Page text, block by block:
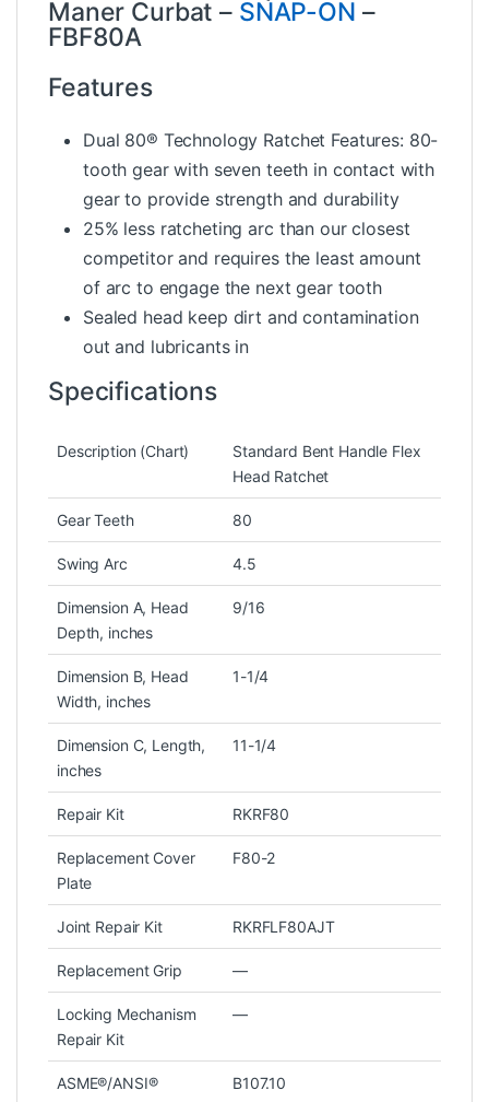
Maner Curbat – SNAP-ON –
FBF80A
Features
Dual 80® Technology Ratchet Features: 80-
tooth gear with seven teeth in contact with
gear to provide strength and durability
25% less ratcheting arc than our closest
competitor and requires the least amount
of arc to engage the next gear tooth
Sealed head keep dirt and contamination
out and lubricants in
Specifications
Description (Chart)
Standard Bent Handle Flex
Head Ratchet
Gear Teeth 80
Swing Arc 4.5
Dimension A, Head
Depth, inches
9/16
Dimension B, Head
Width, inches
1-1/4
Dimension C, Length,
inches
11-1/4
Repair Kit RKRF80
Replacement Cover
Plate
F80-2
Joint Repair Kit RKRFLF80AJT
Replacement Grip —
Locking Mechanism
Repair Kit
—
ASME®/ANSI® B107.10